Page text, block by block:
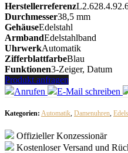
Herstellerreferenz
Durchmesser38,5 mm
GehäuseEdelstahl
ArmbandEdelstahlband
UhrwerkAutomatik
ZifferblattfarbeBlau
Funktionen3-Zeiger, Datum
Produkt anfragen
Anrufen
E-Mail schreiben
Kategorien: Automatik, Damenuhren,
Offizieller Konzessionär
Kostenloser Versand und